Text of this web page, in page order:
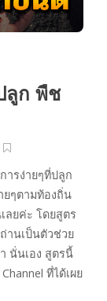
ลูก พืช
รง่ายๆที่ปลูก
ยๆตามท้องถิ่น
ลยค่ะ โดยสูตร
านเป็นตัวช่วย
นั่นเอง สูตรนี้
ที่ได้เผย